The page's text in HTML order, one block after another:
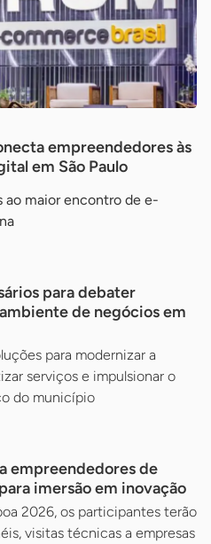
empreendedores às
em São Paulo
ao maior encontro de e-
para debater
de negócios em
para modernizar a
serviços e impulsionar o
do município
empreendedores de
imersão em inovação
2026, os participantes terão
visitas técnicas a empresas